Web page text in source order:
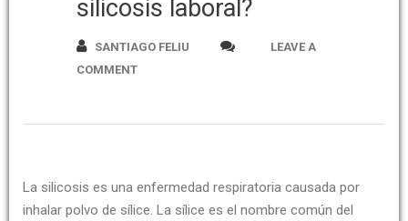
silicosis laboral?
SANTIAGO FELIU
LEAVE A
COMMENT
La silicosis es una enfermedad respiratoria causada por
inhalar polvo de sílice. La sílice es el nombre común del